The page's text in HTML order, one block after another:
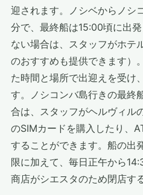
迎されます。ノシベからノシ
分で、最終船は15:00頃に出
ない場合は、スタッフがホテ
のおすすめも提供できます）
た時間と場所で出迎えを受け
す。ノシコンバ島行きの最終
合は、スタッフがヘルヴィル
のSIMカードを購入したり、
することができます。船の出
限に加えて、毎日正午から
商店がシエスタのため閉店す